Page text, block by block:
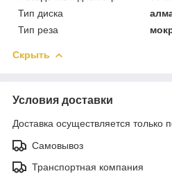
Тип диска
Тип реза
Скрыть
Условия доставки
Доставка осуществляется только
Самовывоз
Транспортная компания